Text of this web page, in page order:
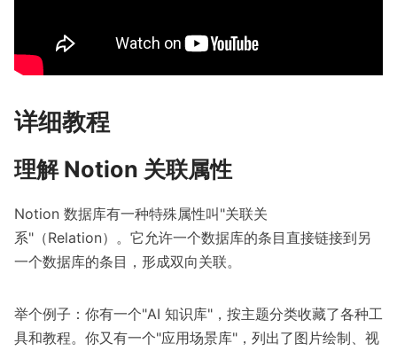
详细教程
理解 Notion 关联属性
Notion 数据库有一种特殊属性叫"关联关
系"（Relation）。它允许一个数据库的条目直接链接到另
一个数据库的条目，形成双向关联。
举个例子：你有一个"AI 知识库"，按主题分类收藏了各种工
具和教程。你又有一个"应用场景库"，列出了图片绘制、视